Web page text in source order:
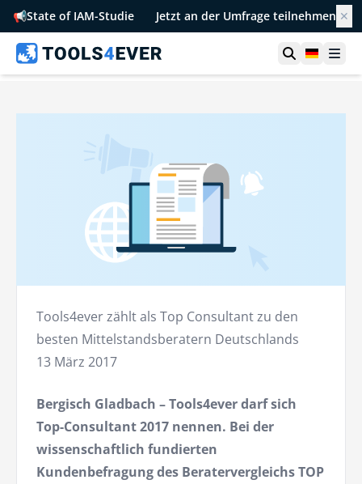
📢State of IAM-Studie Jetzt an der Umfrage teilnehmen ✕
Suche
Tools4ever zählt als Top Consultant zu den
besten Mittelstandsberatern Deutschlands
13 März 2017
Bergisch Gladbach – Tools4ever darf sich
Top-Consultant 2017 nennen. Bei der
wissenschaftlich fundierten
Kundenbefragung des Beratervergleichs TOP